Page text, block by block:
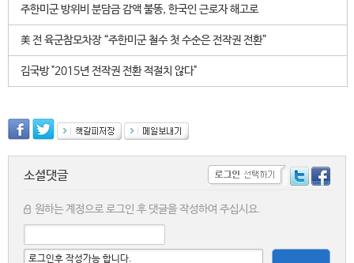
주한미군 방위비 분담금 감액 불똥, 한국인 근로자 해고로
美 전 육군참모차장 “주한미군 철수 첫 수순은 전작권 전환”
김국방 "2015년 전작권 전환 적절치 않다"
소셜댓글
원하는 계정으로 로그인 후 댓글을 작성하여 주십시요.